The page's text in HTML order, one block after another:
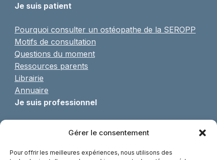
Gérer le consentement
Pour offrir les meilleures expériences, nous utilisons des
Je suis patient
Pourquoi consulter un ostéopathe de la SEROPP
Motifs de consultation
Questions du moment
Ressources parents
Librairie
Annuaire
Je suis professionnel
Formulaire d’adhésion
Formations continues